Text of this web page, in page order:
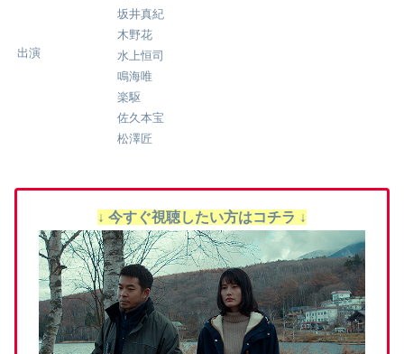
出演
坂井真紀
木野花
水上恒司
鳴海唯
楽駆
佐久本宝
松澤匠
↓ 今すぐ視聴したい方はコチラ ↓